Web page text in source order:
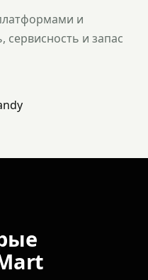
и
сервисность и запас